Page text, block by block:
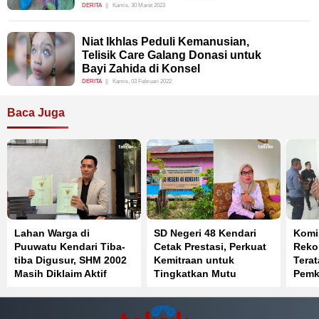
DERITA Kamis, 30 Maret 2023
Niat Ikhlas Peduli Kemanusian,
Telisik Care Galang Donasi untuk
Bayi Zahida di Konsel
DERITA Kamis, 03 Februari 2022
Baca Juga
Lahan Warga di
Puuwatu Kendari Tiba-
tiba Digusur, SHM 2002
Masih Diklaim Aktif
SD Negeri 48 Kendari
Cetak Prestasi, Perkuat
Kemitraan untuk
Tingkatkan Mutu